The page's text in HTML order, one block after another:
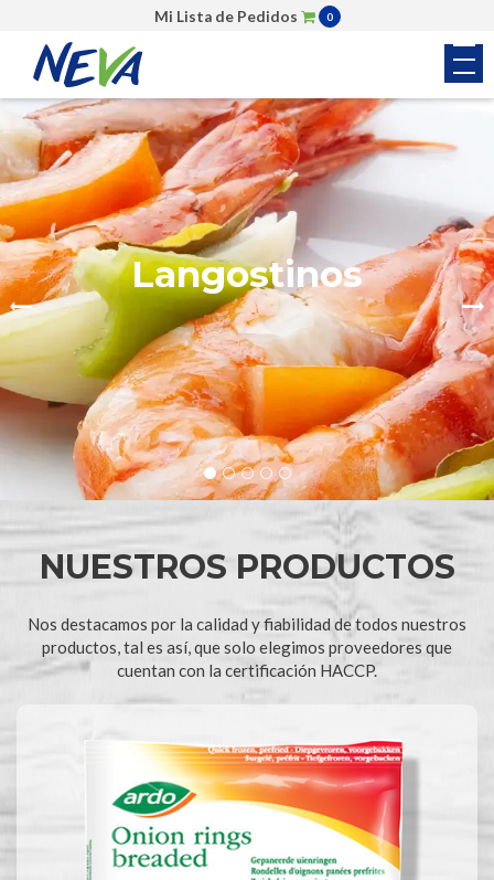
Mi Lista de Pedidos 0
Langostinos
Colas de Camarón
NUESTROS PRODUCTOS
Nos destacamos por la calidad y fiabilidad de todos nuestros
productos, tal es así, que solo elegimos proveedores que
cuentan con la certificación HACCP.